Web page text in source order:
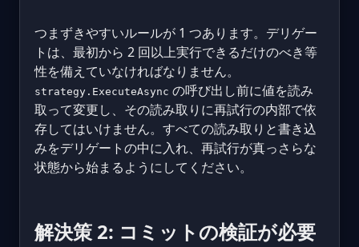
つまずきやすいルールが 1 つあります。デリゲー
トは、最初から 2 回以上実行できるだけのべき等
性を備えていなければなりません。
strategy.ExecuteAsync の呼び出し前に値を読み
取って変更し、その読み取りに再試行の内部で依
存してはいけません。すべての読み取りと書き込
みをデリゲートの中に入れ、再試行が真っさらな
状態から始まるようにしてください。
解決策 2: コミットの検証が必要